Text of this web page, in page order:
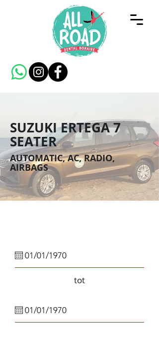
SUZUKI ERTEGA 7
SEATER
AUTOMATIC, AC, RADIO,
AIRBAGS
tot